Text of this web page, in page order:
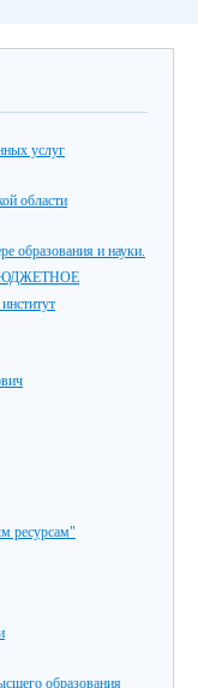
услуг
области
образования и науки.
ресурсам"
образования